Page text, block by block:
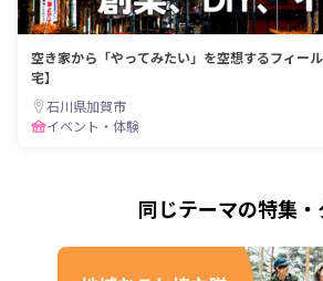
空き家から「やってみたい」を空想するフィー
宅】
石川県加賀市
イベント・体験
同じテーマの特集